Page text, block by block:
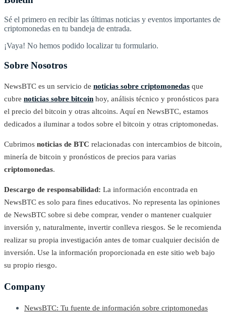
Sé el primero en recibir las últimas noticias y eventos importantes de
criptomonedas en tu bandeja de entrada.
¡Vaya! No hemos podido localizar tu formulario.
Sobre Nosotros
NewsBTC es un servicio de noticias sobre criptomonedas que
cubre noticias sobre bitcoin hoy, análisis técnico y pronósticos para
el precio del bitcoin y otras altcoins. Aquí en NewsBTC, estamos
dedicados a iluminar a todos sobre el bitcoin y otras criptomonedas.
Cubrimos noticias de BTC relacionadas con intercambios de bitcoin,
minería de bitcoin y pronósticos de precios para varias
criptomonedas.
Descargo de responsabilidad: La información encontrada en
NewsBTC es solo para fines educativos. No representa las opiniones
de NewsBTC sobre si debe comprar, vender o mantener cualquier
inversión y, naturalmente, invertir conlleva riesgos. Se le recomienda
realizar su propia investigación antes de tomar cualquier decisión de
inversión. Use la información proporcionada en este sitio web bajo
su propio riesgo.
Company
NewsBTC: Tu fuente de información sobre criptomonedas